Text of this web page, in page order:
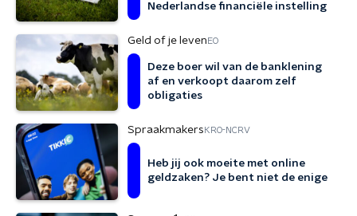
Nederlandse financiële instelling
Geld of je leven EO
Deze boer wil van de banklening
af en verkoopt daarom zelf
obligaties
Spraakmakers KRO-NCRV
Heb jij ook moeite met online
geldzaken? Je bent niet de enige